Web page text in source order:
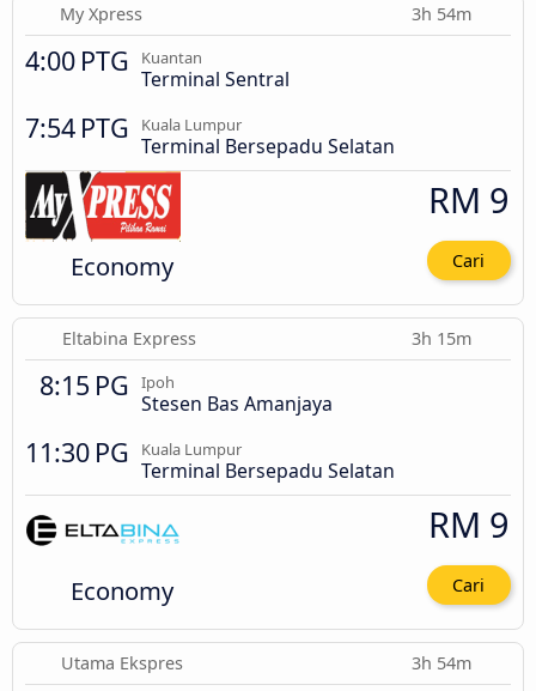
My Xpress 3h 54m
4:00 PTG Kuantan
Terminal Sentral
7:54 PTG Kuala Lumpur
Terminal Bersepadu Selatan
Economy
RM 9
Cari
Eltabina Express 3h 15m
8:15 PG Ipoh
Stesen Bas Amanjaya
11:30 PG Kuala Lumpur
Terminal Bersepadu Selatan
Economy
RM 9
Cari
Utama Ekspres 3h 54m